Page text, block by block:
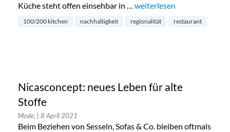
Küche steht offen einsehbar in … „Die Grund-Kiste von
weiterlesen
100/200 kitchen nachhaltigkeit regionalität restaurant
Nicasconcept: neues Leben für alte
Stoffe
Mode, | 8 April 2021
Beim Beziehen von Sesseln, Sofas & Co. bleiben oftmals